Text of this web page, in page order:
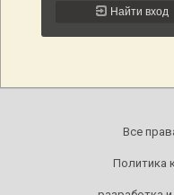
Все
Политика